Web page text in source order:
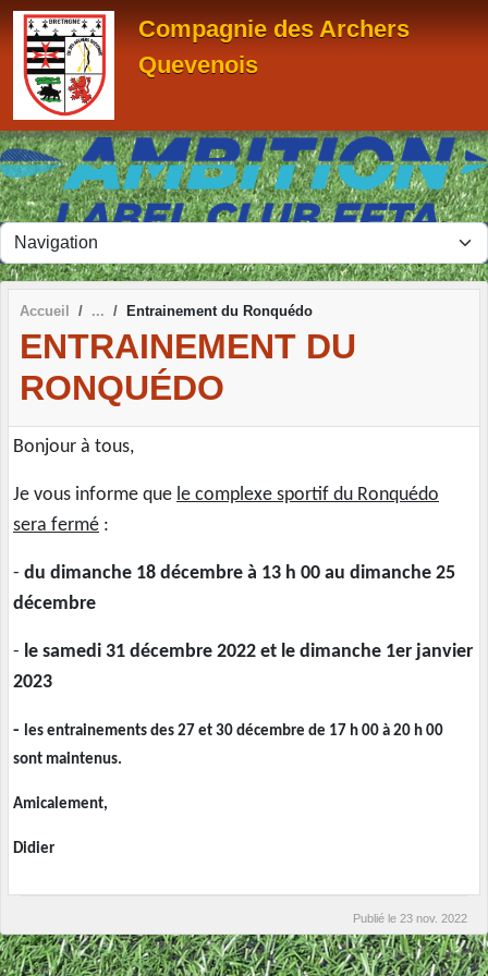
Compagnie des Archers
Quevenois
Accueil Entrainement du Ronquédo
ENTRAINEMENT DU
RONQUÉDO
Bonjour à tous,
Je vous informe que le complexe sportif du Ronquédo
sera fermé :
- du dimanche 18 décembre à 13 h 00 au dimanche 25
décembre
- le samedi 31 décembre 2022 et le dimanche 1er janvier
2023
- les entrainements des 27 et 30 décembre de 17 h 00 à 20 h 00
sont maintenus.
Amicalement,
Didier
Publié le 23 nov. 2022
Panneau de gestion des cookies